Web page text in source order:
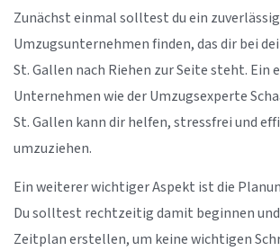
Zunächst einmal solltest du ein
Umzugsunternehmen finden, das dir bei
St. Gallen nach Riehen zur Seite steht. Ein
Unternehmen wie der Umzugsexperte
St. Gallen kann dir helfen, stressfrei und
umzuziehen.
Ein weiterer wichtiger Aspekt ist die
Du solltest rechtzeitig damit beginnen
Zeitplan erstellen, um keine wichtigen